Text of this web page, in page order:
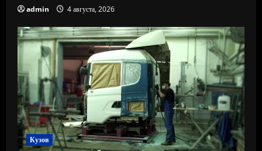
admin 4 августа, 2026
Кузов